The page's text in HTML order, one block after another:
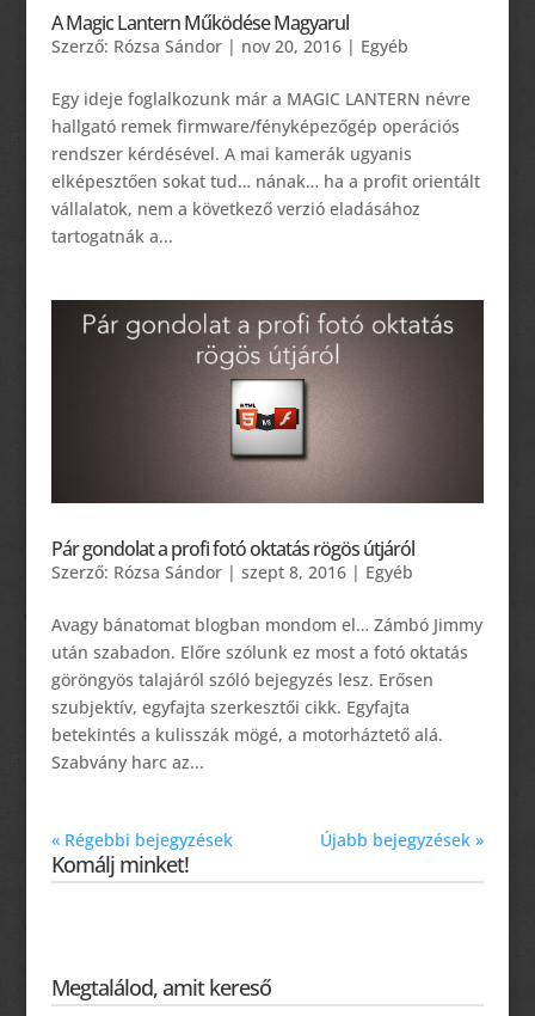
A Magic Lantern Működése Magyarul
Szerző: Rózsa Sándor| nov 20, 2016| Egyéb
Egy ideje foglalkozunk már a MAGIC LANTERN névre
hallgató remek firmware/fényképezőgép operációs
rendszer kérdésével. A mai kamerák ugyanis
elképesztően sokat tud… nának… ha a profit orientált
vállalatok, nem a következő verzió eladásához
tartogatnák a...
Pár gondolat a profi fotó oktatás rögös útjáról
Szerző: Rózsa Sándor| szept 8, 2016| Egyéb
Avagy bánatomat blogban mondom el… Zámbó Jimmy
után szabadon. Előre szólunk ez most a fotó oktatás
göröngyös talajáról szóló bejegyzés lesz. Erősen
szubjektív, egyfajta szerkesztői cikk. Egyfajta
betekintés a kulisszák mögé, a motorháztető alá.
Szabvány harc az...
« Régebbi bejegyzések Újabb bejegyzések »
Komálj minket!
Megtalálod, amit kereső